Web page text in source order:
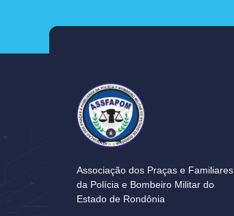
Associação dos Praças e Familiares
da Polícia e Bombeiro Militar do
Estado de Rondônia